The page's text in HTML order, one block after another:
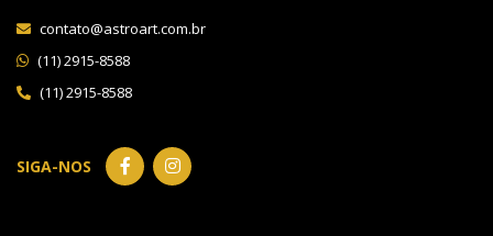
contato@astroart.com.br
(11) 2915-8588
(11) 2915-8588
SIGA-NOS